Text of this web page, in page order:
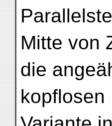
Mitte von
die
kopflosen